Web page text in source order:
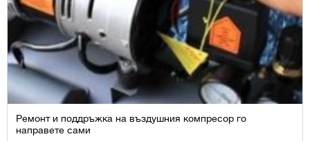
Ремонт и поддръжка на въздушния компресор го
направете сами